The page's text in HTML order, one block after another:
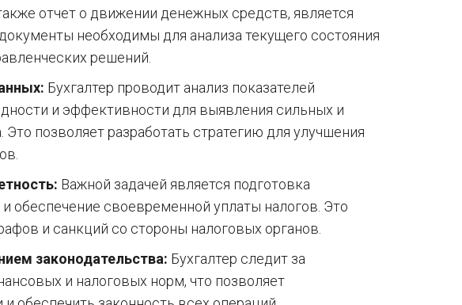
отчет о движении денежных средств, является
необходимы для анализа текущего состояния
решений.
Бухгалтер проводит анализ показателей
и эффективности для выявления сильных и
Это позволяет разработать стратегию для улучшения
Важной задачей является подготовка
обеспечение своевременной уплаты налогов. Это
и санкций со стороны налоговых органов.
законодательства: Бухгалтер следит за
и налоговых норм, что позволяет